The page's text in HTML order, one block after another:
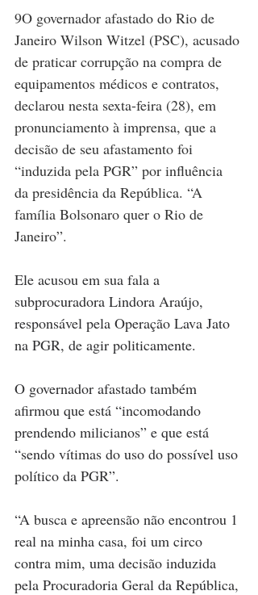
9O governador afastado do Rio de
Janeiro Wilson Witzel (PSC), acusado
de praticar corrupção na compra de
equipamentos médicos e contratos,
declarou nesta sexta-feira (28), em
pronunciamento à imprensa, que a
decisão de seu afastamento foi
“induzida pela PGR” por influência
da presidência da República. “A
família Bolsonaro quer o Rio de
Janeiro”.
Ele acusou em sua fala a
subprocuradora Lindora Araújo,
responsável pela Operação Lava Jato
na PGR, de agir politicamente.
O governador afastado também
afirmou que está “incomodando
prendendo milicianos” e que está
“sendo vítimas do uso do possível uso
político da PGR”.
“A busca e apreensão não encontrou 1
real na minha casa, foi um circo
contra mim, uma decisão induzida
pela Procuradoria Geral da República,